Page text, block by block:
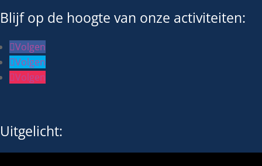
Blijf op de hoogte van onze activiteiten:
Volgen
Volgen
Volgen
Uitgelicht: